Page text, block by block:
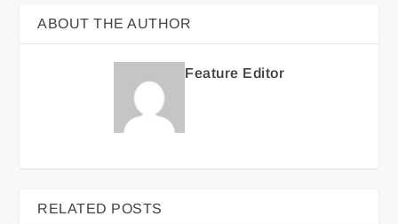
ABOUT THE AUTHOR
Feature Editor
RELATED POSTS